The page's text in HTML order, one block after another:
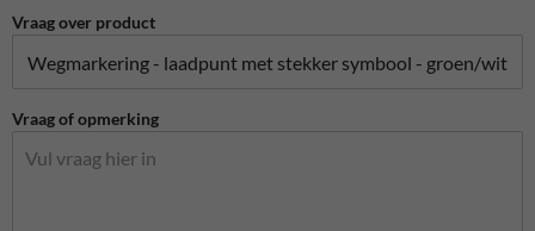
Vraag over product
Vraag of opmerking